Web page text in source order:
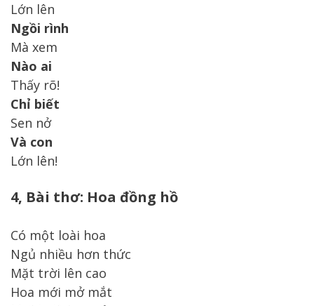
Lớn lên
Ngồi rình
Mà xem
Nào ai
Thấy rõ!
Chỉ biết
Sen nở
Và con
Lớn lên!
4, Bài thơ: Hoa đồng hồ
Có một loài hoa
Ngủ nhiều hơn thức
Mặt trời lên cao
Hoa mới mở mắt